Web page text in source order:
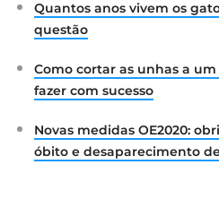
Quantos anos vivem os
questão
Como cortar as unhas a
fazer com sucesso
Novas medidas OE2020:
óbito e desaparecimento